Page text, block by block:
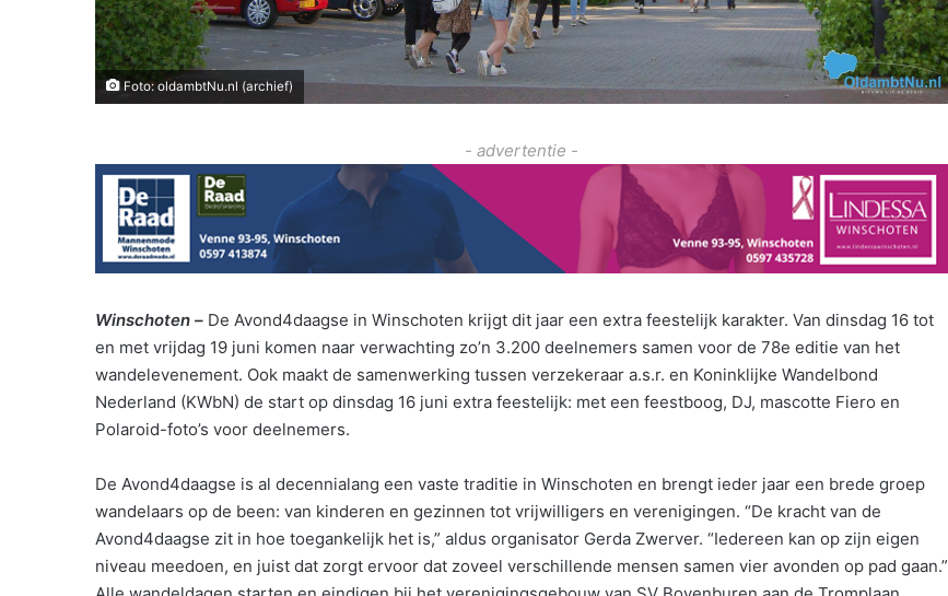
Foto: oldambtNu.nl (archief)
- advertentie -
Winschoten – De Avond4daagse in Winschoten krijgt dit jaar een extra feestelijk karakter. Van dinsdag 16 tot
en met vrijdag 19 juni komen naar verwachting zo’n 3.200 deelnemers samen voor de 78e editie van het
wandelevenement. Ook maakt de samenwerking tussen verzekeraar a.s.r. en Koninklijke Wandelbond
Nederland (KWbN) de start op dinsdag 16 juni extra feestelijk: met een feestboog, DJ, mascotte Fiero en
Polaroid-foto’s voor deelnemers.
De Avond4daagse is al decennialang een vaste traditie in Winschoten en brengt ieder jaar een brede groep
wandelaars op de been: van kinderen en gezinnen tot vrijwilligers en verenigingen. “De kracht van de
Avond4daagse zit in hoe toegankelijk het is,” aldus organisator Gerda Zwerver. “Iedereen kan op zijn eigen
niveau meedoen, en juist dat zorgt ervoor dat zoveel verschillende mensen samen vier avonden op pad gaan.”